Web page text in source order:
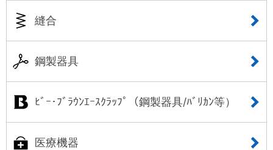
縫合
鋼製器具
ﾋﾞｰ･ﾌﾞﾗｳﾝｴｰｽｸﾗｯﾌﾟ（鋼製器具/ﾊﾞﾘｶﾝ等）
医療機器